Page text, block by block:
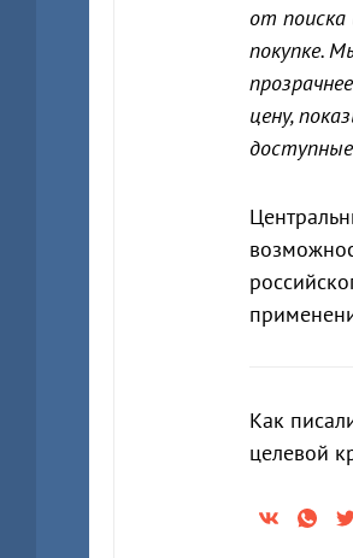
от поиска
покупке.
цену,
Как
целевой